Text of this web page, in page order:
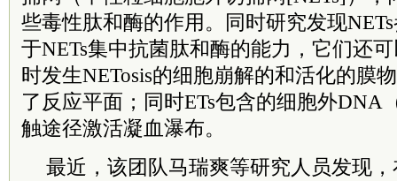
些毒性肽和酶的作用。同时研究发现
于NETs集中抗菌肽和酶的能力，它们还
时发生NETosis的细胞崩解的和活化的膜
了反应平面；同时ETs包含的细胞外DNA
触途径激活凝血瀑布。
最近，该团队马瑞爽等研究人员发现